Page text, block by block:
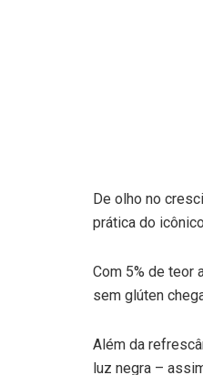
De olho no
prática do
Com 5% de teor
sem glúten
Além da
luz negra –